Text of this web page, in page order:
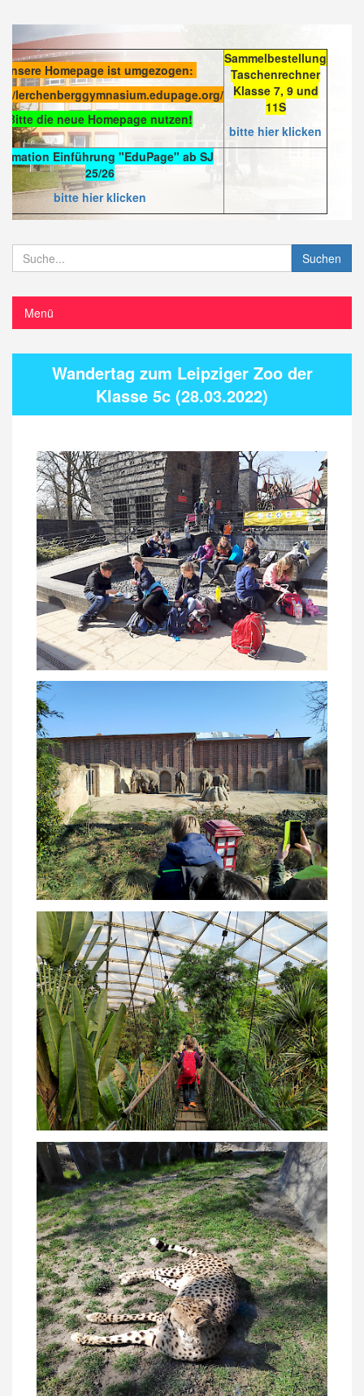
Unsere Homepage ist umgezogen:
lerchenberggymnasium.edupage.org/
Bitte die neue Homepage nutzen!
Sammelbestellung
Taschenrechner
Klasse 7, 9 und
11S
bitte hier klicken
Einführung "EduPage" ab SJ
25/26
bitte hier klicken
Suchen
Menü
Wandertag zum Leipziger Zoo der
Klasse 5c (28.03.2022)